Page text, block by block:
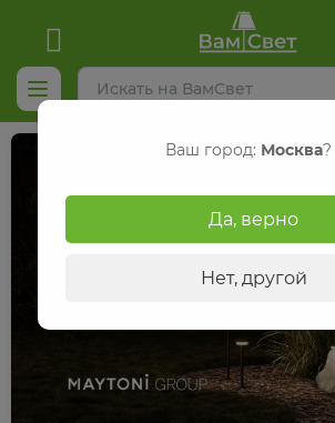
Ваш город: Москва?
Да, верно
Нет, другой